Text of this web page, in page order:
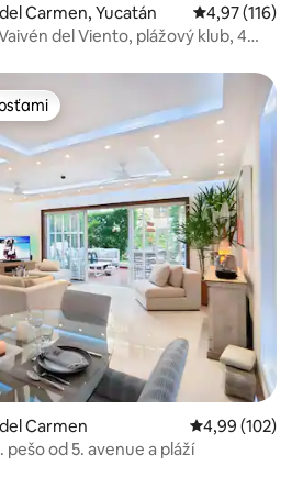
Carmen, Yucatán Priemerné
4,97 (116)
del Viento, plážový klub, 4
hosťami
Carmen Priemerné
4,99 (102)
od 5. avenue a pláží